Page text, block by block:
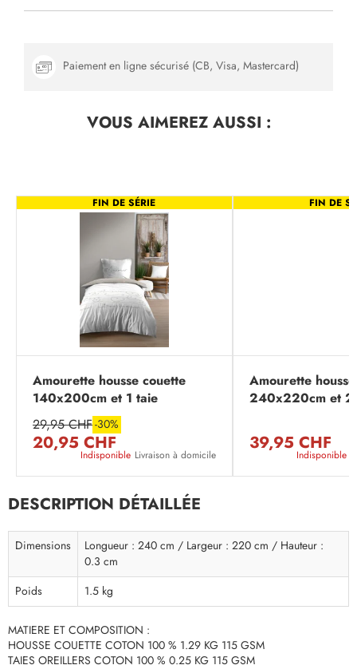
Paiement en ligne sécurisé (CB, Visa, Mastercard)
VOUS AIMEREZAUSSI :
FIN DE SÉRIE
Amourette housse couette
140x200cm et 1 taie
63x63cm
29,95 CHF-30%
20,95 CHF
Indisponible Livraison à domicile
FIN DE
Amourette
240x220cm et 2
39,95 CHF
Indisponible
DESCRIPTION DÉTAILLÉE
Dimensions
Longueur : 240 cm / Largeur : 220 cm / Hauteur :
0.3 cm
Poids
1.5 kg
MATIERE ET COMPOSITION :
HOUSSE COUETTE COTON 100 % 1.29 KG 115 GSM
TAIES OREILLERS COTON 100 % 0.25 KG 115 GSM